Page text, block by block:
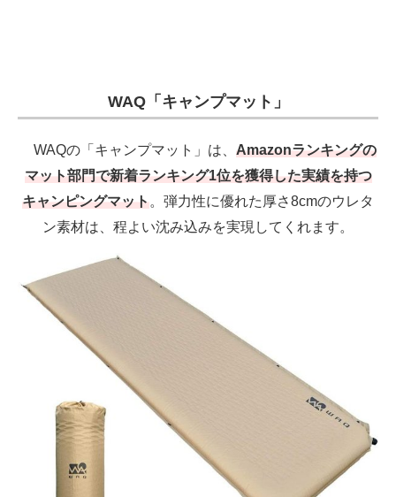
WAQ「キャンプマット」
WAQの「キャンプマット」は、 Amazonランキングの
マット部門で新着ランキング1位を獲得した実績を持つ
キャンピングマット。弾力性に優れた厚さ8cmのウレタ
ン素材は、程よい沈み込みを実現してくれます。